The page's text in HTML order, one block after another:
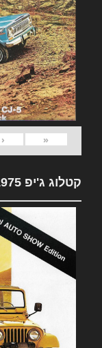
«
‹
קטלוג ג'יפ 1975